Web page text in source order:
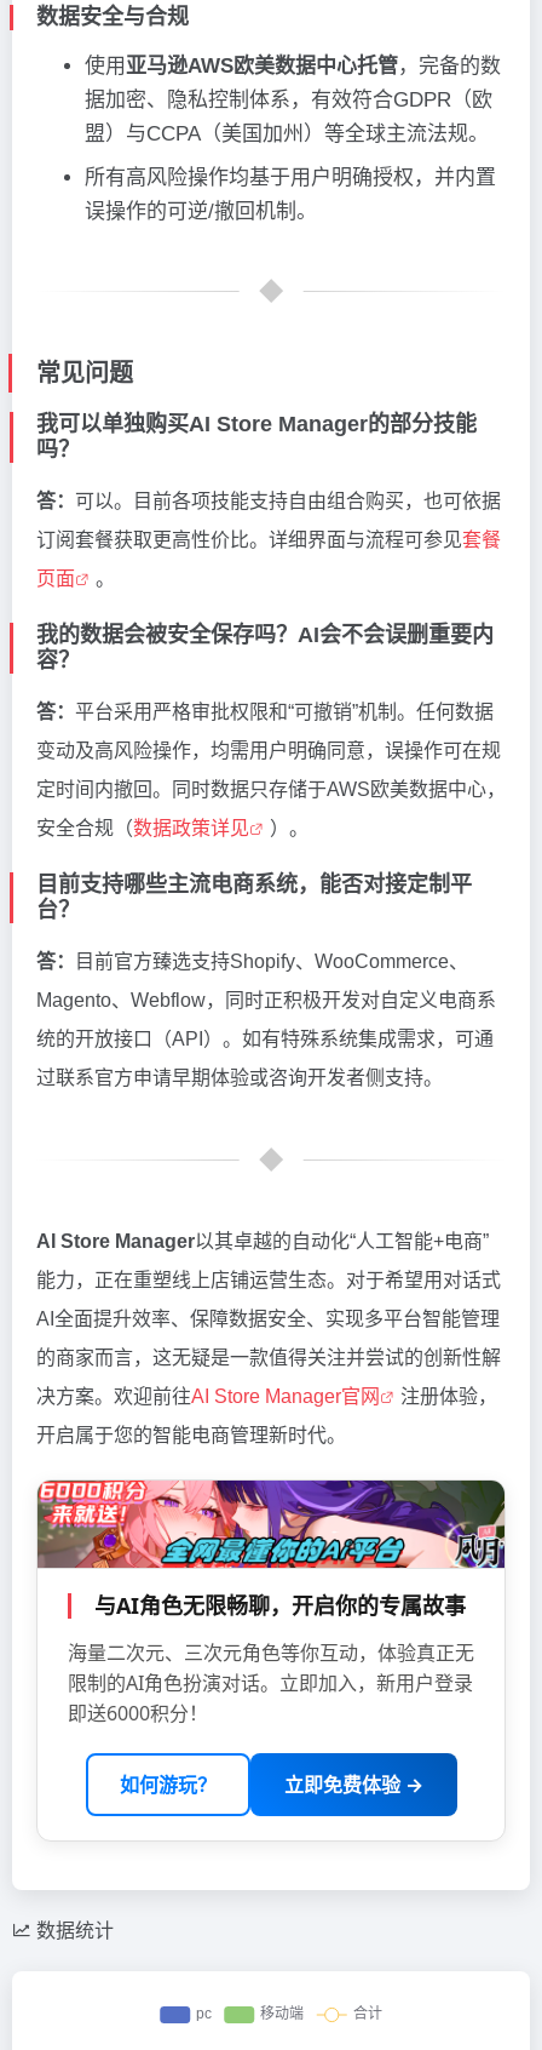
数据安全与合规
使用亚马逊AWS欧美数据中心托管，完备的数
据加密、隐私控制体系，有效符合GDPR（欧
盟）与CCPA（美国加州）等全球主流法规。
所有高风险操作均基于用户明确授权，并内置
误操作的可逆/撤回机制。
常见问题
我可以单独购买AI Store Manager的部分技能
吗？
答： 可以。目前各项技能支持自由组合购买，也可依据
订阅套餐获取更高性价比。详细界面与流程可参见套餐
页面
。
我的数据会被安全保存吗？AI会不会误删重要内
容？
答： 平台采用严格审批权限和“可撤销”机制。任何数据
变动及高风险操作，均需用户明确同意，误操作可在规
定时间内撤回。同时数据只存储于AWS欧美数据中心，
安全合规（数据政策详见 ）。
目前支持哪些主流电商系统，能否对接定制平
台？
答：
目前官方臻选支持Shopify、WooCommerce、
Magento、Webflow，同时正积极开发对自定义电商系
统的开放接口（API）。如有特殊系统集成需求，可通
过联系官方申请早期体验或咨询开发者侧支持。
AI Store Manager以其卓越的自动化“人工智能+电商”
能力，正在重塑线上店铺运营生态。对于希望用对话式
AI全面提升效率、保障数据安全、实现多平台智能管理
的商家而言，这无疑是一款值得关注并尝试的创新性解
决方案。欢迎前往AI Store Manager官网
注册体验，
开启属于您的智能电商管理新时代。
与AI角色无限畅聊，开启你的专属故事
海量二次元、三次元角色等你互动，体验真正无
限制的AI角色扮演对话。立即加入，新用户登录
即送6000积分！
如何游玩？ 立即免费体验 →
数据统计